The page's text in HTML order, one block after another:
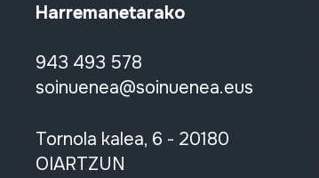
Harremanetarako
943 493 578
soinuenea@soinuenea.eus
Tornola kalea, 6 - 20180
OIARTZUN